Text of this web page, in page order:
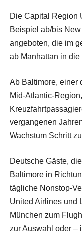
Die Capital Region
Beispiel ab/bis New
angeboten, die im
ab Manhattan in die
Ab Baltimore, einer
Mid-Atlantic-
vergangenen
Wachstum Schritt
Deutsche Gäste,
Baltimore in
tägliche Nonstop-
United Airlines und
München zum
zur Auswahl oder –